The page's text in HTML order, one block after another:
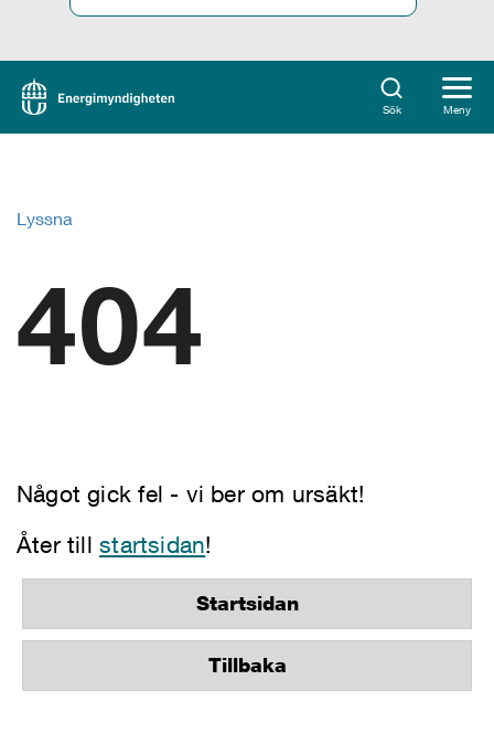
Sök Meny
Lyssna
404
Något gick fel - vi ber om ursäkt!
Åter tillstartsidan!
Startsidan
Tillbaka